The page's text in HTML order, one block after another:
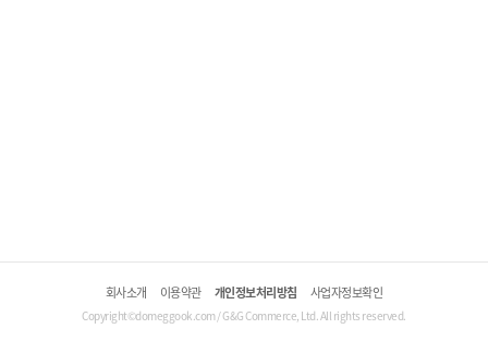
회사소개 이용약관 개인정보처리방침 사업자정보확인
Copyright©domeggook.com / G&G Commerce, Ltd. All rights reserved.